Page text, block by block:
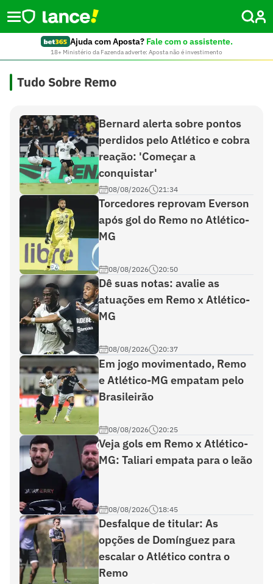
Ajuda com Aposta? Fale com o assistente.
18+ Ministério da Fazenda adverte: Aposta não é investimento
Tudo Sobre Remo
Bernard alerta sobre pontos
perdidos pelo Atlético e cobra
reação: 'Começar a
conquistar'
08/08/2026 21:34
Torcedores reprovam Everson
após gol do Remo no Atlético-
MG
08/08/2026 20:50
Dê suas notas: avalie as
atuações em Remo x Atlético-
MG
08/08/2026 20:37
Em jogo movimentado, Remo
e Atlético-MG empatam pelo
Brasileirão
08/08/2026 20:25
Veja gols em Remo x Atlético-
MG: Taliari empata para o leão
08/08/2026 18:45
Desfalque de titular: As
opções de Domínguez para
escalar o Atlético contra o
Remo